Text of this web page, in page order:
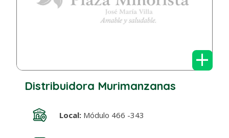
+
Distribuidora Murimanzanas
Local:Módulo 466 -343